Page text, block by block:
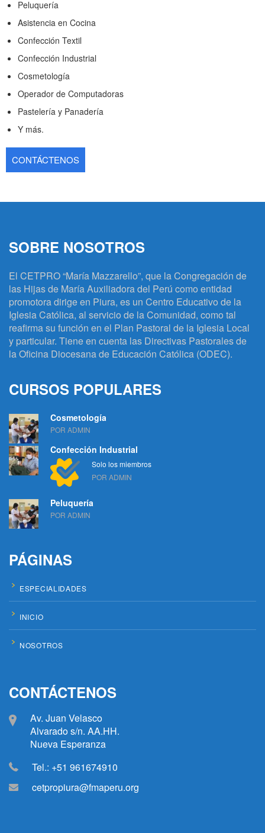
Peluquería
Asistencia en Cocina
Confección Textil
Confección Industrial
Cosmetología
Operador de Computadoras
Pastelería y Panadería
Y más.
CONTÁCTENOS
SOBRE NOSOTROS
El CETPRO “María Mazzarello”, que la Congregación de
las Hijas de María Auxiliadora del Perú como entidad
promotora dirige en Piura, es un Centro Educativo de la
Iglesia Católica, al servicio de la Comunidad, como tal
reafirma su función en el Plan Pastoral de la Iglesia Local
y particular. Tiene en cuenta las Directivas Pastorales de
la Oficina Diocesana de Educación Católica (ODEC).
CURSOS POPULARES
Cosmetología
POR ADMIN
Confección Industrial
Solo los miembros
POR ADMIN
Peluquería
POR ADMIN
PÁGINAS
ESPECIALIDADES
INICIO
NOSOTROS
CONTÁCTENOS
Av. Juan Velasco
Alvarado s/n. AA.HH.
Nueva Esperanza
Tel.: +51 961674910
cetpropiura@fmaperu.org